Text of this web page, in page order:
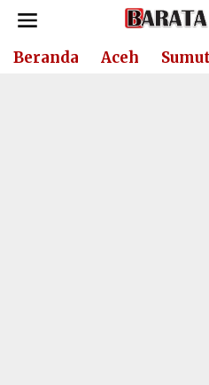
Lewati
konten
Beranda Aceh